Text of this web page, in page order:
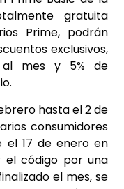
gratuita
Prime, podrán
exclusivos,
al mes y 5% de
hasta el 2 de
consumidores
el 17 de enero en
el código por una
el mes, se